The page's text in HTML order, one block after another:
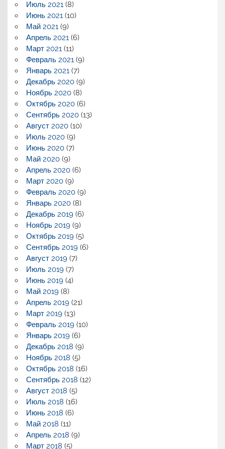
Июль 2021(8)
Июнь 2021(10)
Май 2021(9)
Апрель 2021(6)
Март 2021(11)
Февраль 2021(9)
Январь 2021(7)
Декабрь 2020(9)
Ноябрь 2020(8)
Октябрь 2020(6)
Сентябрь 2020(13)
Август 2020(10)
Июль 2020(9)
Июнь 2020(7)
Май 2020(9)
Апрель 2020(6)
Март 2020(9)
Февраль 2020(9)
Январь 2020(8)
Декабрь 2019(6)
Ноябрь 2019(9)
Октябрь 2019(5)
Сентябрь 2019(6)
Август 2019(7)
Июль 2019(7)
Июнь 2019(4)
Май 2019(8)
Апрель 2019(21)
Март 2019(13)
Февраль 2019(10)
Январь 2019(6)
Декабрь 2018 (9)
Ноябрь 2018 (5)
Октябрь 2018 (16)
Сентябрь 2018 (12)
Август 2018 (5)
Июль 2018 (16)
Июнь 2018 (6)
Май 2018 (11)
Апрель 2018 (9)
Март 2018 (5)